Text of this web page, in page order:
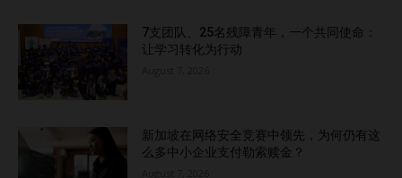
7支团队、25名残障青年，一个共同使命：
让学习转化为行动
新加坡在网络安全竞赛中领先，为何仍有这
么多中小企业支付勒索赎金？